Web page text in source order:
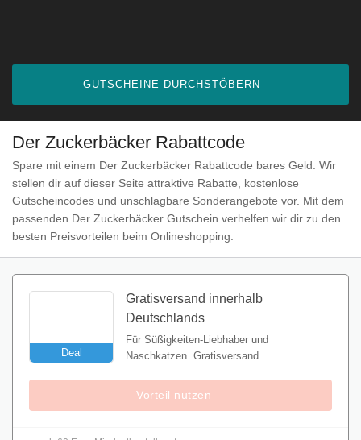
GUTSCHEINE DURCHSTÖBERN
Der Zuckerbäcker Rabattcode
Spare mit einem Der Zuckerbäcker Rabattcode bares Geld. Wir
stellen dir auf dieser Seite attraktive Rabatte, kostenlose
Gutscheincodes und unschlagbare Sonderangebote vor. Mit dem
passenden Der Zuckerbäcker Gutschein verhelfen wir dir zu den
besten Preisvorteilen beim Onlineshopping.
Deal
Gratisversand innerhalb
Deutschlands
Für Süßigkeiten-Liebhaber und
Naschkatzen. Gratisversand.
Vorteil nutzen